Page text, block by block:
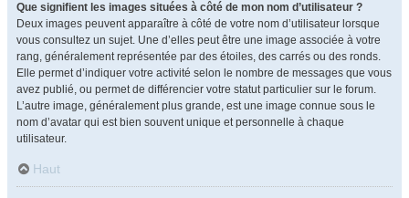
Que signifient les images situées à côté de mon nom d’utilisateur ?
Deux images peuvent apparaître à côté de votre nom d’utilisateur lorsque
vous consultez un sujet. Une d’elles peut être une image associée à votre
rang, généralement représentée par des étoiles, des carrés ou des ronds.
Elle permet d’indiquer votre activité selon le nombre de messages que vous
avez publié, ou permet de différencier votre statut particulier sur le forum.
L’autre image, généralement plus grande, est une image connue sous le
nom d’avatar qui est bien souvent unique et personnelle à chaque
utilisateur.
Haut